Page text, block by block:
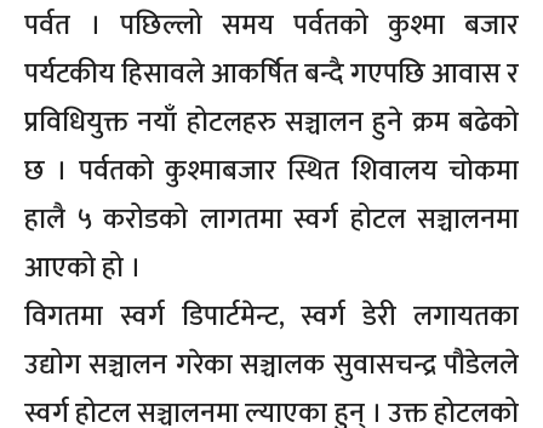
पर्वत । पछिल्लो समय पर्वतको कुश्मा बजार
पर्यटकीय हिसावले आकर्षित बन्दै गएपछि आवास र
प्रविधियुक्त नयाँ होटलहरु सञ्चालन हुने क्रम बढेको
छ । पर्वतको कुश्माबजार स्थित शिवालय चोकमा
हालै ५ करोडको लागतमा स्वर्ग होटल सञ्चालनमा
आएको हो ।
विगतमा स्वर्ग डिपार्टमेन्ट, स्वर्ग डेरी लगायतका
उद्योग सञ्चालन गरेका सञ्चालक सुवासचन्द्र पौडेलले
स्वर्ग होटल सञ्चालनमा ल्याएका हुन् । उक्त होटलको